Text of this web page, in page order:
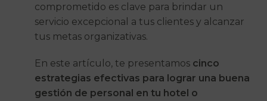
comprometido es clave para brindar un
servicio excepcional a tus clientes y alcanzar
tus metas organizativas.
En este artículo, te presentamos cinco
estrategias efectivas para lograr una buena
gestión de personal en tu hotel o